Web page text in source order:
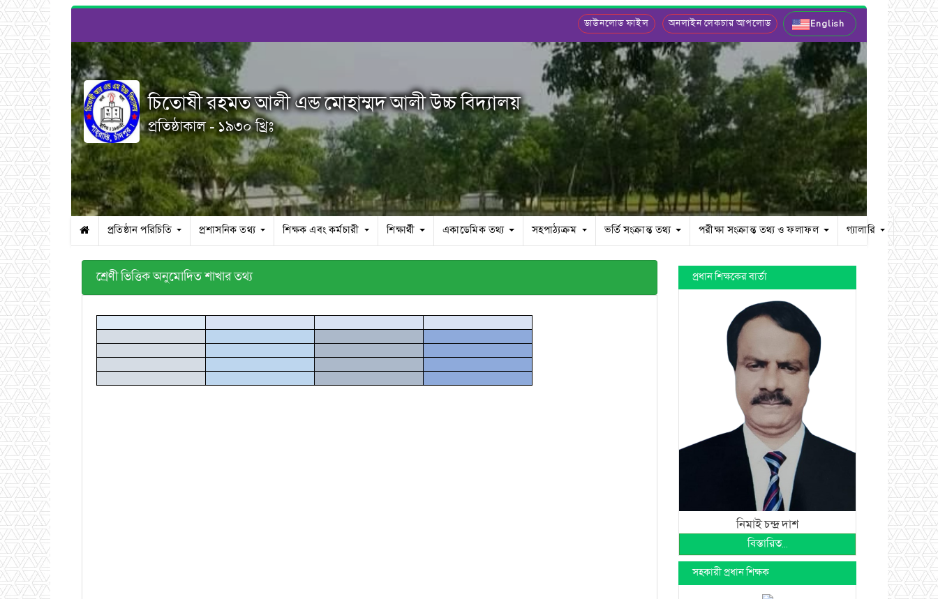
ডাউনলোড ফাইল অনলাইন লেকচার আপলোড English
চিতোষী রহমত আলী এন্ড মোহাম্মদ আলী উচ্চ বিদ্যালয়
প্রতিষ্ঠাকাল - ১৯৩০ খ্রিঃ
প্রতিষ্ঠান পরিচিতি প্রশাসনিক তথ্য শিক্ষক এবং কর্মচারী শিক্ষার্থী একাডেমিক তথ্য সহপাঠ্যক্রম ভর্তি সংক্রান্ত তথ্য পরীক্ষা সংক্রান্ত তথ্য ও ফলাফল গ্যালারি
শ্রেণী ভিত্তিক অনুমোদিত শাখার তথ্য প্রধান শিক্ষকের বার্তা
নিমাই চন্দ্র দাশ
বিস্তারিত...
সহকারী প্রধান শিক্ষক